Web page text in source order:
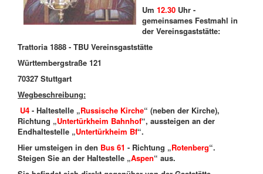
Um 12.30 Uhr -
gemeinsames Festmahl in
der Vereinsgaststätte:
Trattoria 1888 - TBU Vereinsgaststätte
Württembergstraße 121
70327 Stuttgart
Wegbeschreibung:
U4 - Haltestelle „Russische Kirche“ (neben der Kirche),
Richtung „Untertürkheim Bahnhof“, aussteigen an der
Endhaltestelle „Untertürkheim Bf“.
Hier umsteigen in den Bus 61 - Richtung „Rotenberg“.
Steigen Sie an der Haltestelle „Aspen“ aus.